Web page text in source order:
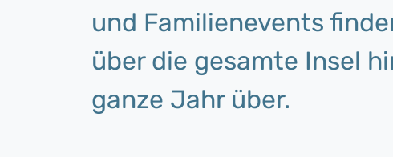
und Familienevents
über die gesamte Insel
ganze Jahr über.